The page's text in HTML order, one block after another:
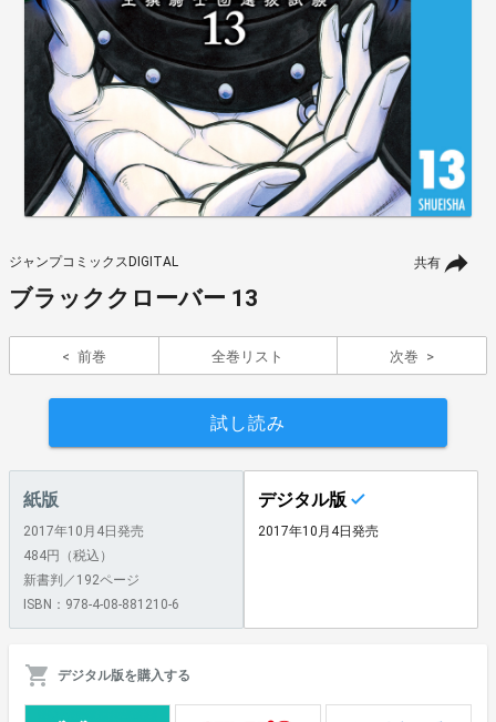
共有
ジャンプコミックスDIGITAL
ブラッククローバー 13
前巻 全巻リスト 次巻
試し読み
紙版
2017年10月4日発売
484円（税込）
新書判／192ページ
ISBN：978-4-08-881210-6
デジタル版
2017年10月4日発売
デジタル版を購入する